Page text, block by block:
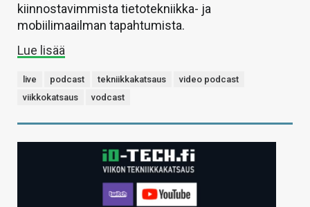
kiinnostavimmista tietotekniikka- ja
mobiilimaailman tapahtumista.
Lue lisää
live podcast tekniikkakatsaus
video podcast
viikkokatsaus
vodcast